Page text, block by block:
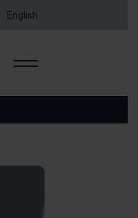
English